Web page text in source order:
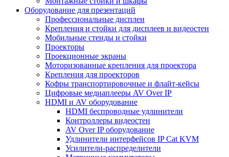
Оборудование для презентаций
Профессиональные дисплеи
Крепления и стойки для дисплеев и видеостен
Мобильные стенды и стойки
Проекторы
Проекционные экраны
Моторизованные крепления для проектора
Крепления для проекторов
Кофры транспортировочные и флайт-кейсы
Цифровые медиаплееры AV Over IP
HDMI и AV оборудование
HDMI беспроводные удлинители
Контроллеры видеостен
AV Over IP оборудование
Удлинители интерфейсов IP Cat KVM
Усилители-распределители